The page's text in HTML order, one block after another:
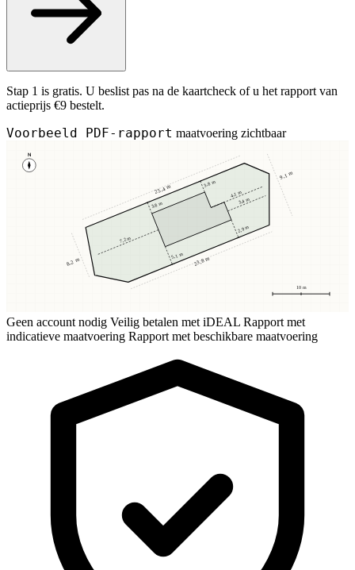
Stap 1 is gratis. U beslist pas na de kaartcheck of u het rapport van
actieprijs €9 bestelt.
Voorbeeld PDF-rapport maatvoering zichtbaar
N
10 m
3,8 m
3,8 m
5,1 m
2,9 m
7,2 m
3,4 m
4,1 m
25,4 m
23,8 m
8,2 m
9,1 m
Geen account nodig Veilig betalen met iDEAL Rapport met
indicatieve maatvoering Rapport met beschikbare maatvoering